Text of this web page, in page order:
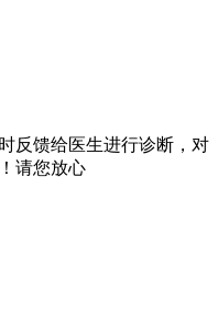
反馈给医生进行诊断，对
请您放心